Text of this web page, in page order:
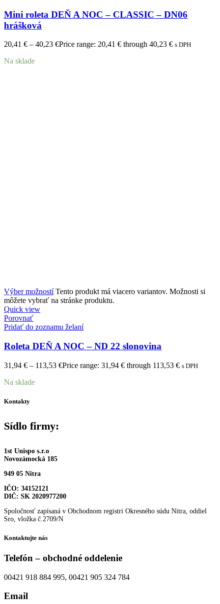
Mini roleta DEŇ A NOC – CLASSIC – DN06
hrášková
20,41 € – 40,23 €Price range: 20,41 € through 40,23 € s DPH
Na sklade
Výber možností Tento produkt má viacero variantov. Možnosti si
môžete vybrať na stránke produktu.
Quick view
Porovnať
Pridať do zoznamu želaní
Roleta DEŇ A NOC – ND 22 slonovina
31,94 € – 113,53 €Price range: 31,94 € through 113,53 € s DPH
Na sklade
Kontakty
Sídlo firmy:
1st Unispo s.r.o
Novozámocká 185
949 05 Nitra
IČO: 34152121
DIČ: SK 2020977200
Spoločnosť zapísaná v Obchodnom registri Okresného súdu Nitra, oddiel
Sro, vložka č.2709/N
Kontaktujte nás
Telefón – obchodné oddelenie
00421 918 884 995, 00421 905 324 784
Email